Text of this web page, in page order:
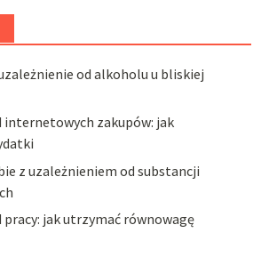
od alkoholu u bliskiej
internetowych zakupów: jak
z uzależnieniem od substancji
pracy: jak utrzymać równowagę